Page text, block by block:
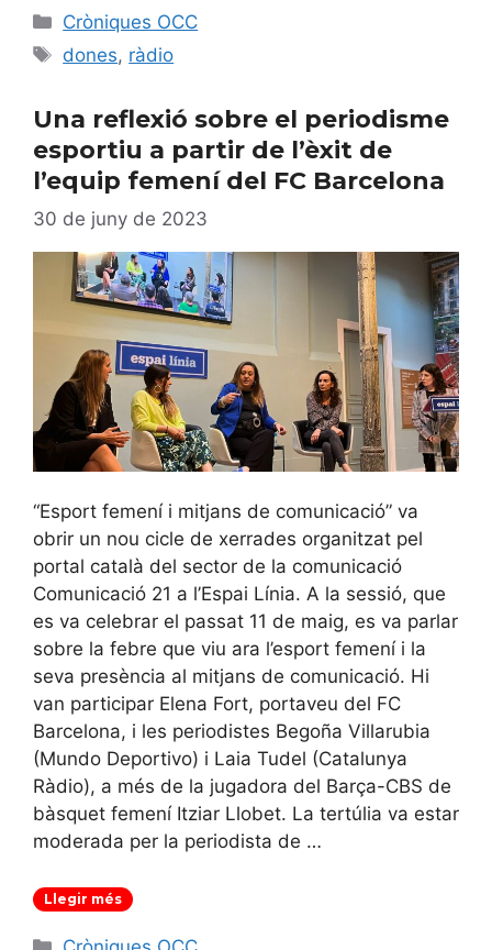
Categories
Cròniques OCC
Etiquetes
dones, ràdio
Una reflexió sobre el periodisme
esportiu a partir de l’èxit de
l’equip femení del FC Barcelona
30 de juny de 2023
“Esport femení i mitjans de comunicació” va
obrir un nou cicle de xerrades organitzat pel
portal català del sector de la comunicació
Comunicació 21 a l’Espai Línia. A la sessió, que
es va celebrar el passat 11 de maig, es va parlar
sobre la febre que viu ara l’esport femení i la
seva presència al mitjans de comunicació. Hi
van participar Elena Fort, portaveu del FC
Barcelona, i les periodistes Begoña Villarubia
(Mundo Deportivo) i Laia Tudel (Catalunya
Ràdio), a més de la jugadora del Barça-CBS de
bàsquet femení Itziar Llobet. La tertúlia va estar
moderada per la periodista de …
Llegir més
Categories